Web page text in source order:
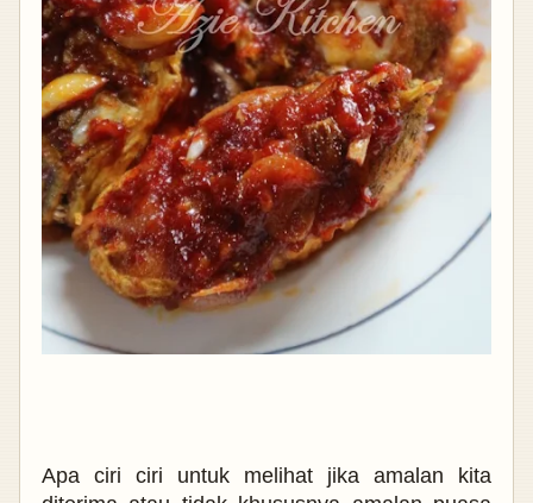
Apa ciri ciri untuk melihat jika amalan kita